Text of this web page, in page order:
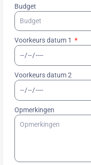
Budget
Voorkeurs datum 1
Voorkeurs datum 2
Opmerkingen